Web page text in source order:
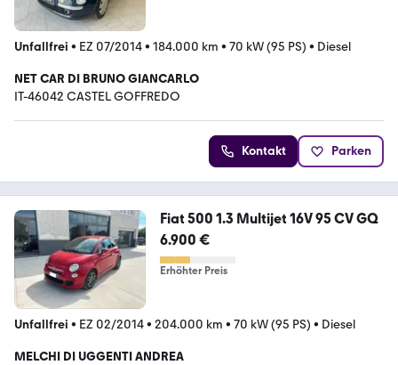
Unfallfrei • EZ 07/2014• 184.000 km • 70 kW (95 PS) • Diesel
NET CAR DI BRUNO GIANCARLO
IT-46042 CASTEL GOFFREDO
Kontakt Parken
Fiat 500 1.3 Multijet 16V 95 CV GQ
6.900 €
Erhöhter Preis
Unfallfrei • EZ 02/2014• 204.000 km • 70 kW (95 PS) • Diesel
MELCHI DI UGGENTI ANDREA